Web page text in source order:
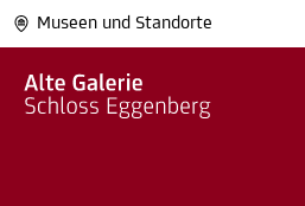
Museen und Standorte